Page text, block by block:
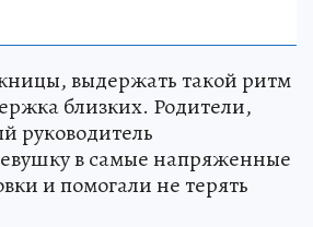
выдержать такой ритм
близких. Родители,
руководитель
в самые напряженные
и помогали не терять